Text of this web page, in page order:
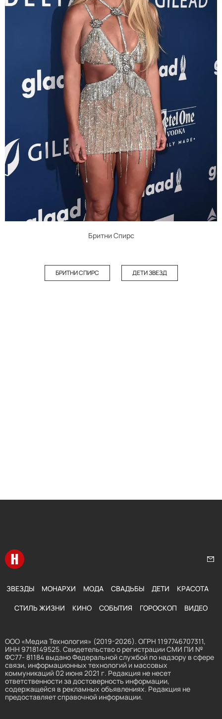
Бритни Спирс
БРИТНИ СПИРС ДЕТИ ЗВЕЗД
Перейти на главную
ЗВЕЗДЫ МОНАРХИ МОДА СВАДЬБЫ ДЕТИ КРАСОТА
СТИЛЬ ЖИЗНИ КИНО СОБЫТИЯ ГОРОСКОП ВИДЕО
ООО «Медиа Технология» (2019-2026). ОГРН 1197746707311,
ИНН 9718149525. Свидетельство о регистрации СМИ ПИ №
ФС77- 81184 выдано Федеральной службой по надзору в сфере
связи, информационных технологий и массовых
коммуникаций 02 июня 2021 г. Редакция не несет
ответственности за достоверность информации,
содержащейся в рекламных объявлениях. Редакция не
предоставляет справочной информации.